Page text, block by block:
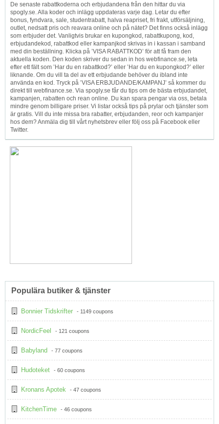
De senaste rabattkoderna och erbjudandena från den hittar du via
spogly.se. Alla koder och inlägg uppdateras varje dag. Letar du efter
bonus, fyndvara, sale, studentrabatt, halva reapriset, fri frakt, utförsäljning,
outlet, nedsatt pris och reavara online och på nätet? Det finns också inlägg
som erbjuder det. Vanligtvis brukar en kupongkod, rabattkupong, kod,
erbjudandekod, rabattkod eller kampanjkod skrivas in i kassan i samband
med din beställning. Klicka på ’VISA RABATTKOD’ för att få fram den
aktuella koden. Den koden skriver du sedan in hos webfinance.se, leta
efter ett fält som ’Har du en rabattkod?’ eller ’Har du en kupongkod?’ eller
liknande. Om du vill ta del av ett erbjudande behöver du ibland inte
använda en kod. Tryck på ’VISA ERBJUDANDE/KAMPANJ’ så kommer du
direkt till webfinance.se. Via spogly.se får du tips om de bästa erbjudandet,
kampanjen, rabatten och rean online. Du kan spara pengar via oss, betala
mindre genom billigare priser. Vi listar också tips på prylar och tjänster som
är gratis. Vill du inte missa bra rabatter, erbjudanden, reor och kampanjer
hos dem? Anmäla dig till vårt nyhetsbrev eller följ oss på Facebook eller
Twitter.
Populära butiker & tjänster
Bonnier Tidskrifter - 1149 coupons
NordicFeel - 121 coupons
Babyland - 77 coupons
Hudoteket - 60 coupons
Kronans Apotek - 47 coupons
KitchenTime - 46 coupons